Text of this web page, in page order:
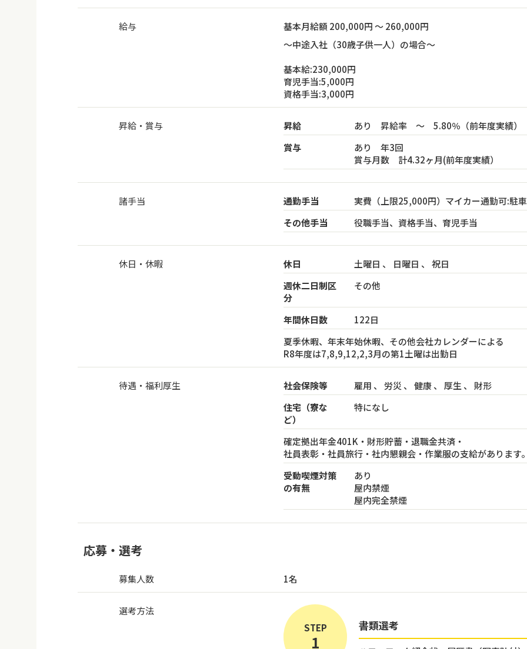
給与
基本月給額 200,000円 ～ 260,000円
～中途入社（30歳子供一人）の場合～
基本給:230,000円
育児手当:5,000円
資格手当:3,000円
昇給・賞与 昇給
あり 昇給率 ～ 5.80％（前年度実績）
賞与
あり 年3回
賞与月数 計4.32ヶ月(前年度実績）
諸手当 通勤手当
実費（上限25,000円）マイカー通勤可:駐
その他手当
役職手当、資格手当、育児手当
休日・休暇 休日
土曜日 、 日曜日 、 祝日
週休二日制区
分
その他
年間休日数
122日
夏季休暇、年末年始休暇、その他会社カレンダーによる
R8年度は7,8,9,12,2,3月の第1土曜は出勤日
待遇・福利厚生 社会保険等
雇用 、 労災 、 健康 、 厚生 、 財形
住宅（寮な
ど）
特になし
確定拠出年金401K・財形貯蓄・退職金共済・
社員表彰・社員旅行・社内懇親会・作業服の支給があります
受動喫煙対策
の有無
あり
屋内禁煙
屋内完全禁煙
応募・選考
募集人数 1名
選考方法
STEP
書類選考